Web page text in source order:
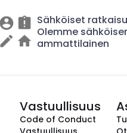
Sähköiset
Olemme
ammattilainen
Vastuullisuus
Code of Conduct